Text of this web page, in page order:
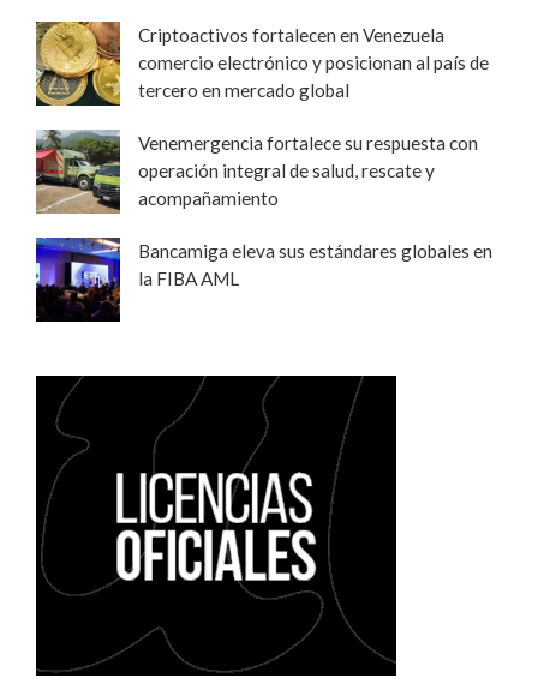
Criptoactivos fortalecen en Venezuela
comercio electrónico y posicionan al país de
tercero en mercado global
Venemergencia fortalece su respuesta con
operación integral de salud, rescate y
acompañamiento
Bancamiga eleva sus estándares globales en
la FIBA AML